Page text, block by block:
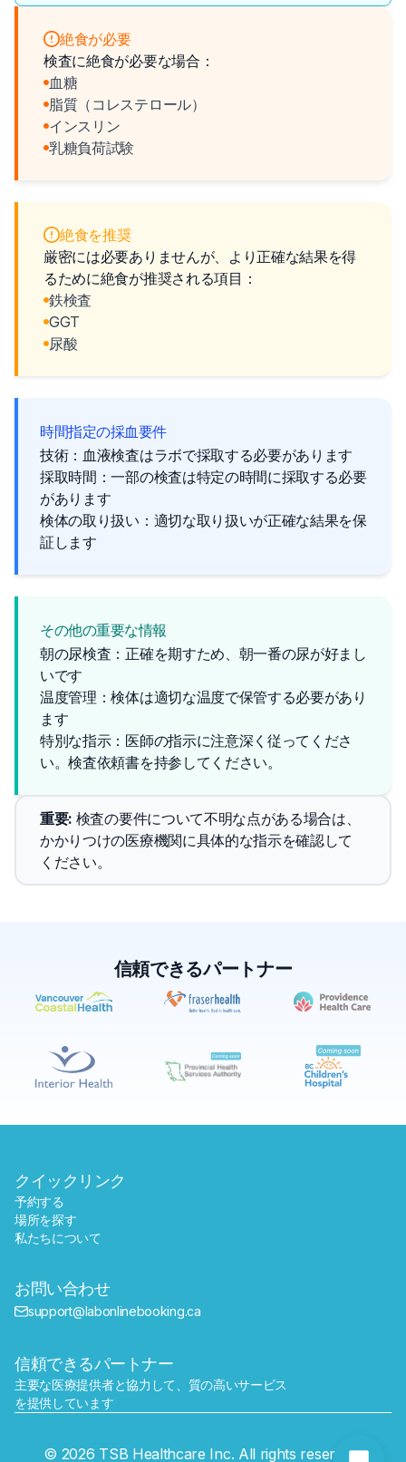
絶食が必要
検査に絶食が必要な場合：
血糖
脂質（コレステロール）
インスリン
乳糖負荷試験
絶食を推奨
厳密には必要ありませんが、より正確な結果を得
るために絶食が推奨される項目：
鉄検査
GGT
尿酸
時間指定の採血要件
技術：血液検査はラボで採取する必要があります
採取時間：一部の検査は特定の時間に採取する必要
があります
検体の取り扱い：適切な取り扱いが正確な結果を保
証します
その他の重要な情報
朝の尿検査：正確を期すため、朝一番の尿が好まし
いです
温度管理：検体は適切な温度で保管する必要があり
ます
特別な指示：医師の指示に注意深く従ってくださ
い。検査依頼書を持参してください。
重要: 検査の要件について不明な点がある場合は、
かかりつけの医療機関に具体的な指示を確認して
ください。
信頼できるパートナー
クイックリンク
予約する
場所を探す
私たちについて
お問い合わせ
support@labonlinebooking.ca
信頼できるパートナー
主要な医療提供者と協力して、質の高いサービス
を提供しています
© 2026 TSB Healthcare Inc. All rights reserved.
✕